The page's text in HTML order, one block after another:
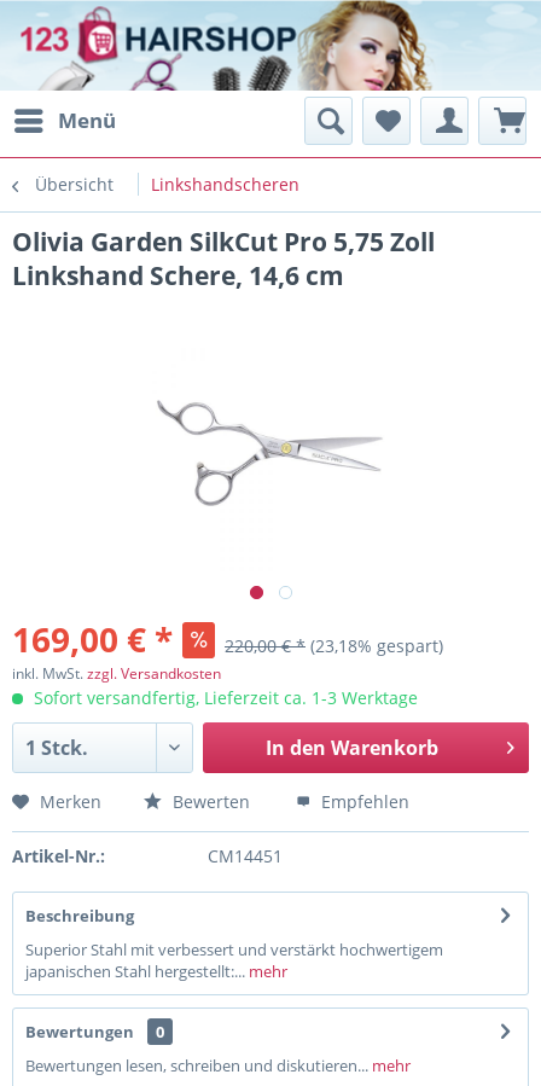
Menü
Übersicht Linkshandscheren
Olivia Garden SilkCut Pro 5,75 Zoll
Linkshand Schere, 14,6 cm
169,00 € * 220,00 € * (23,18% gespart)
inkl. MwSt.zzgl. Versandkosten
Sofort versandfertig, Lieferzeit ca. 1-3 Werktage
In den Warenkorb
Merken Bewerten Empfehlen
Artikel-Nr.: CM14451
Beschreibung
Superior Stahl mit verbessert und verstärkt hochwertigem
japanischen Stahl hergestellt:... mehr
Bewertungen
0
Bewertungen lesen, schreiben und diskutieren... mehr